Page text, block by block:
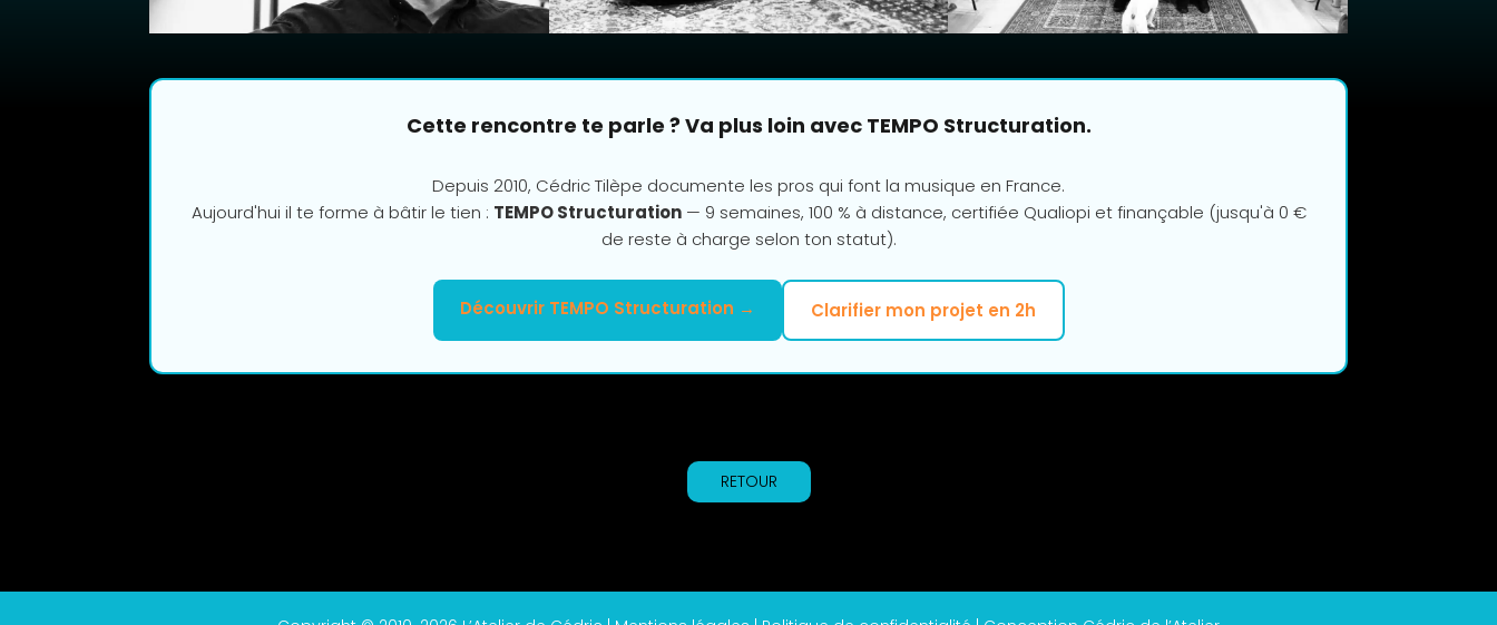
Cette rencontre te parle ? Va plus loin avec TEMPO Structuration.
Depuis 2010, Cédric Tilèpe documente les pros qui font la musique en France.
Aujourd'hui il te forme à bâtir le tien : TEMPO Structuration— 9 semaines, 100 % à distance, certifiée Qualiopi et finançable (jusqu'à 0 €
de reste à charge selon ton statut).
Découvrir TEMPO Structuration → Clarifier mon projet en 2h
RETOUR